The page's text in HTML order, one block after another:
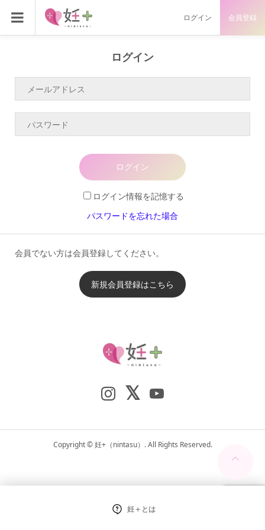
ログイン 会員登録
ログイン
ログイン
ログイン情報を記憶する
パスワードを忘れた場合
会員でない方は会員登録してください。
新規会員登録はこちら
Copyright ©妊+（nintasu）. All Rights Reserved.
妊＋とは